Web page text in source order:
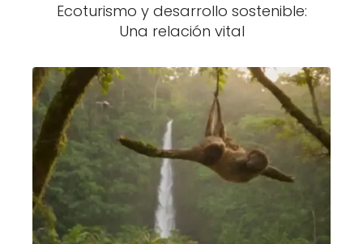
Ecoturismo y desarrollo sostenible:
Una relación vital